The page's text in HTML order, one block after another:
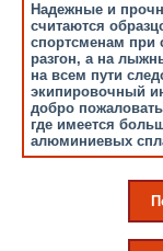
Надежные и
считаются
спортсменам при
разгон, а на
на всем пути
экипировочный
добро
где имеется
алюминиевых